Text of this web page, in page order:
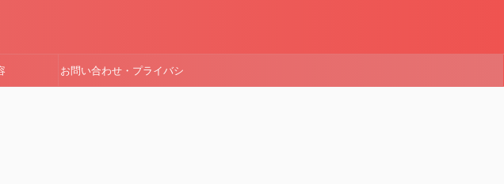
お問い合わせ・プライバシ